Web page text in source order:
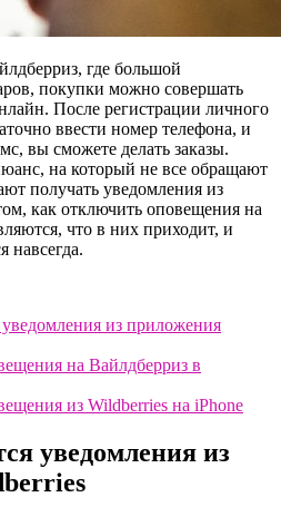
где большой
покупки можно совершать
После регистрации личного
ввести номер телефона, и
вы сможете делать заказы.
на который не все обращают
получать уведомления из
как отключить оповещения на
что в них приходит, и
навсегда.
из приложения
на Вайлдберриз в
из Wildberries на iPhone
уведомления из